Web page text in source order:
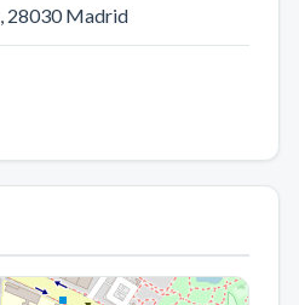
, 28030 Madrid